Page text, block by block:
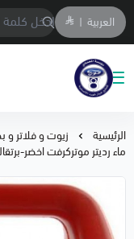
العربية |
متجر المحمادي
الرئيسية زيوت و فلاتر
ماء رديتر موتركرفت اخضر-